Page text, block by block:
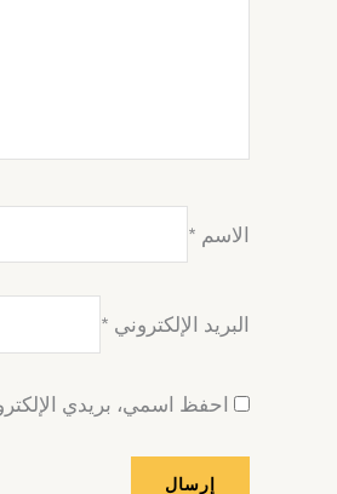
الاسم *
البريد الإلكتروني *
احفظ اسمي، بريدي